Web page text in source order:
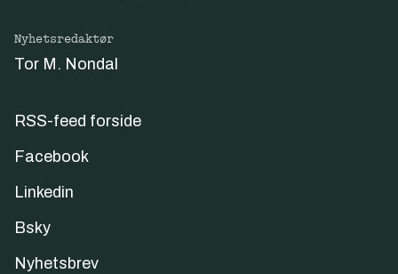
Nyhetsredaktør
Tor M. Nondal
RSS-feed forside
Facebook
Linkedin
Bsky
Nyhetsbrev